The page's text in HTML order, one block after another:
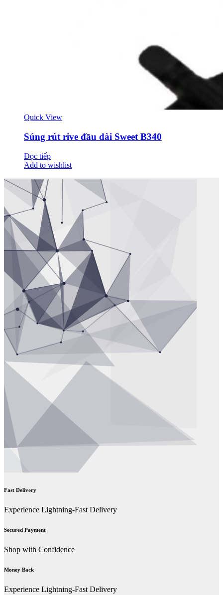
Quick View
Súng rút rive đầu dài Sweet B340
Đọc tiếp
Add to wishlist
Fast Delivery
Experience Lightning-Fast Delivery
Secured Payment
Shop with Confidence
Money Back
Experience Lightning-Fast Delivery